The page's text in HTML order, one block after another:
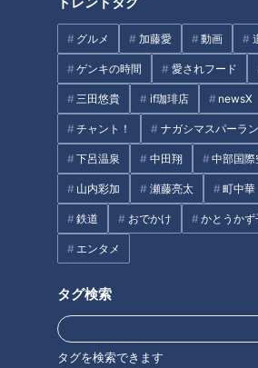
グルメ 加藤愛 動画
ゲンキの時間 愛されフード
三田悠貴 if珈琲店 newsX
チャント！ ナガシマスパーラ
下呂温泉 中田翔 中部国際
山内彩加 瀬藤亮太 町中華
鉄道 おでかけ かとうかず
エンタメ
タグ検索
タグを検索できます
近鉄特急「ひのとり」展望席最
前列を初体験
ーゼ」
ラジチューブ
オススメ関連コンテンツ
麦茶は菌が増えやすい！？食中